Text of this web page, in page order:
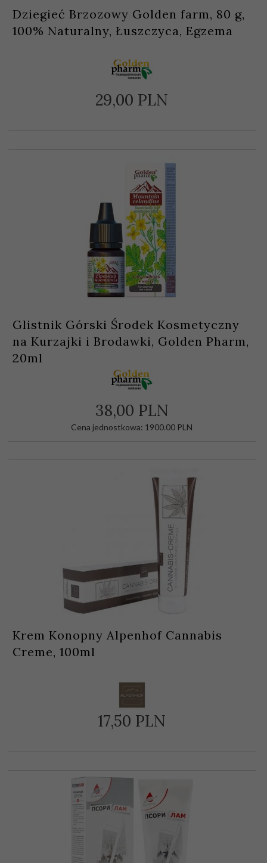
Dziegieć Brzozowy Golden farm, 80 g,
100% Naturalny, Łuszczyca, Egzema
29,00 PLN
Glistnik Górski Środek Kosmetyczny
na Kurzajki i Brodawki, Golden Pharm,
20ml
38,00 PLN
Cena jednostkowa: 1900.00 PLN
Krem Konopny Alpenhof Cannabis
Creme, 100ml
17,50 PLN